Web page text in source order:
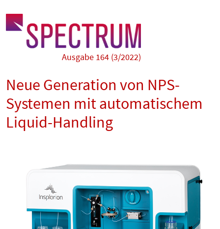
Ausgabe 164 (3/2022)
Neue Generation von NPS-
Systemen mit automatischem
Liquid-Handling